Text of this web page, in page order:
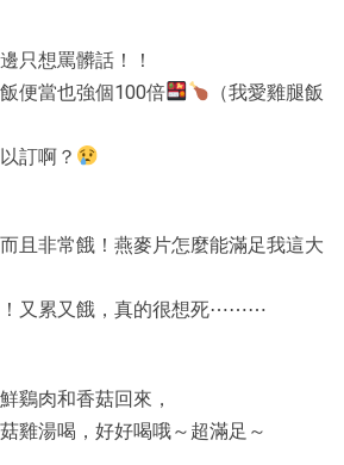
只想罵髒話！！
便當也強個100倍
（我愛雞腿飯
訂啊？
且非常餓！燕麥片怎麼能滿足我這大
！又累又餓，真的很想死⋯⋯⋯
鷄肉和香菇回來，
雞湯喝，好好喝哦～超滿足～